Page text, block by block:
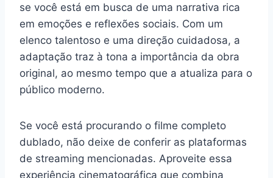
se você está em busca de uma narrativa rica
em emoções e reflexões sociais. Com um
elenco talentoso e uma direção cuidadosa, a
adaptação traz à tona a importância da obra
original, ao mesmo tempo que a atualiza para o
público moderno.
Se você está procurando o filme completo
dublado, não deixe de conferir as plataformas
de streaming mencionadas. Aproveite essa
experiência cinematográfica que combina